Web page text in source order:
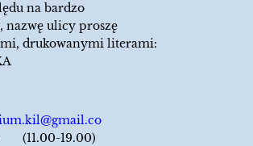
na bardzo
nazwę ulicy proszę
drukowanymi literami:
(11.00-19.00)